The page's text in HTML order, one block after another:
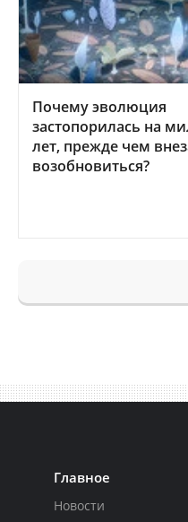
Почему эволюция
застопорилась на
лет, прежде чем
возобновиться?
Главное
Новости